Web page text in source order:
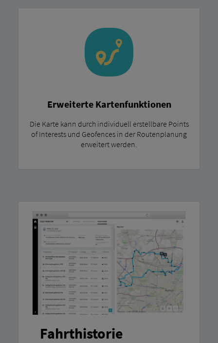
Erweiterte Kartenfunktionen
Die Karte kann durch individuell erstellbare Points
of Interests und Geofences in der Routenplanung
erweitert werden.
Fahrthistorie